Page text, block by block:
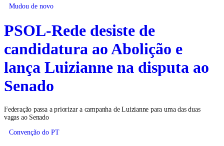
Mudou de novo
PSOL-Rede desiste de
candidatura ao Abolição e
lança Luizianne na disputa ao
Senado
Federação passa a priorizar a campanha de Luizianne para uma das duas
vagas ao Senado
Convenção do PT